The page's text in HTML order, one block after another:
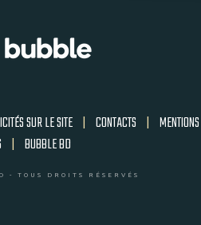
SUR LE SITE | CONTACTS | MENTIONS
| BUBBLE BD
TOUS DROITS RÉSERVÉS